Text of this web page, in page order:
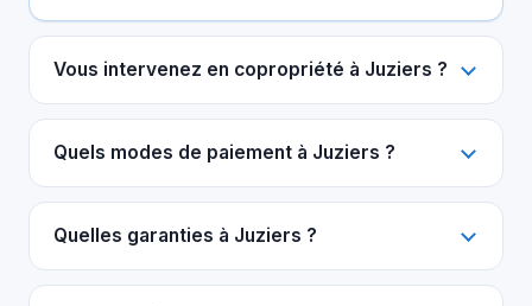
Vous intervenez en copropriété à Juziers ?
Quels modes de paiement à Juziers ?
Quelles garanties à Juziers ?